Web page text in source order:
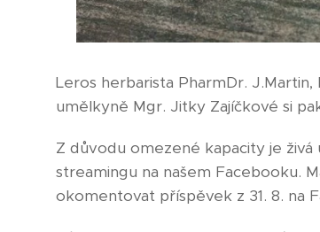
Leros herbarista PharmDr.
umělkyně Mgr. Jitky Zajíčkové si
Z důvodu omezené kapacity je
streamingu na našem Facebooku.
okomentovat příspěvek z 31. 8. na